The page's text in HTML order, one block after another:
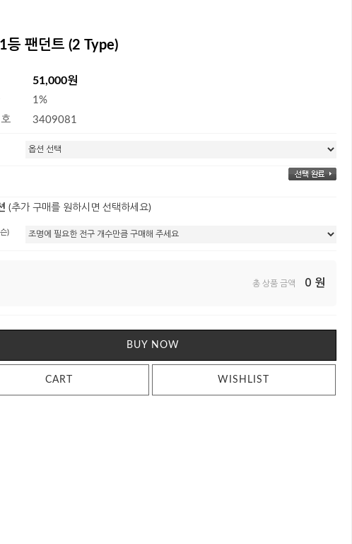
등 팬던트 (2 Type)
51,000원
1%
3409081
(추가 구매를 원하시면 선택하세요)
)
총 상품 금액 0 원
BUY NOW
CART WISHLIST